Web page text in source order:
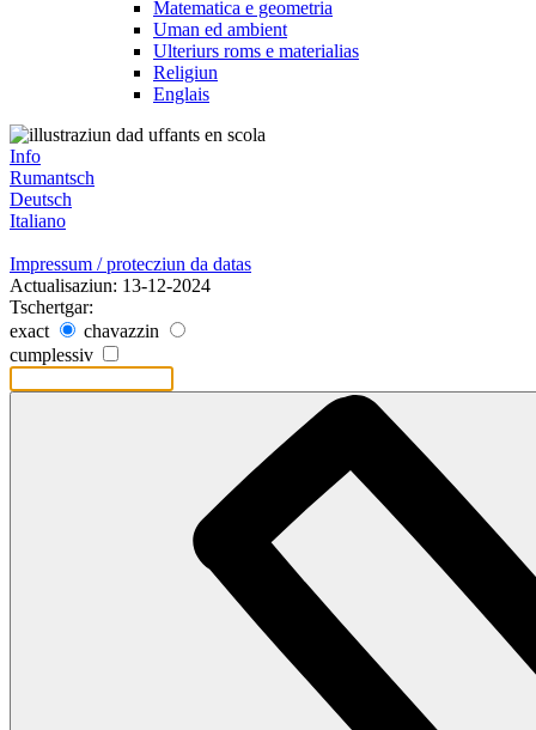
Matematica e geometria
Uman ed ambient
Ulteriurs roms e materialias
Religiun
Englais
Info
Rumantsch
Deutsch
Italiano
Impressum / protecziun da datas
Actualisaziun: 13-12-2024
Tschertgar:
exact
chavazzin
cumplessiv